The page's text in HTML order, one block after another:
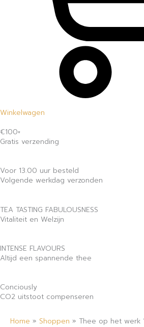
Winkelwagen
€100+
Gratis verzending
Voor 13.00 uur besteld
Volgende werkdag verzonden
TEA TASTING FABULOUSNESS
Vitaliteit en Welzijn
INTENSE FLAVOURS
Altijd een spannende thee
Conciously
CO2 uitstoot compenseren
Home » Shoppen » Thee op het werk